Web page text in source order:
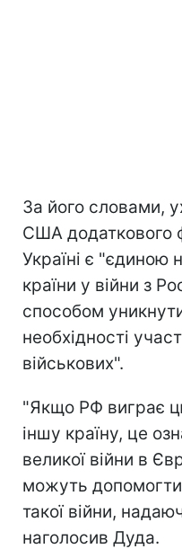
За його словами,
США додаткового
Україні є "єдиною
країни у війни з
способом
необхідності
військових".
"Якщо РФ виграє
іншу країну, це
великої війни в
можуть
такої війни,
наголосив Дуда.